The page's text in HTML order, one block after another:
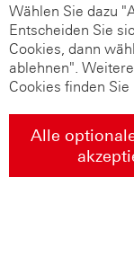
Wählen Sie dazu
Entscheiden Sie
Cookies, dann
ablehnen".
Cookies finden Sie
Alle